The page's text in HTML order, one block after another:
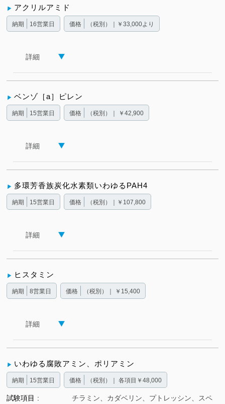
アクリルアミド
納期 16営業日 価格 （税別）｜￥33,000より
詳細
ベンゾ［a］ピレン
納期 15営業日 価格 （税別）｜ ￥42,900
詳細
多環芳香族炭化水素類いわゆるPAH4
納期 15営業日 価格 （税別）｜￥107,800
詳細
ヒスタミン
納期 8営業日 価格 （税別）｜ ￥15,400
詳細
いわゆる腐敗アミン、ポリアミン
納期 15営業日 価格 （税別）｜ 各項目￥48,000
試験項目
チラミン、カダベリン、プトレッシン、スペ